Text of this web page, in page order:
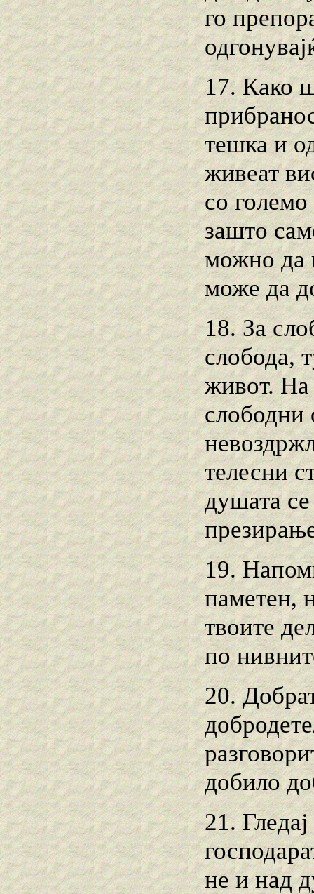
го
17. Како
тешка и
живеат
со
зашто
можно да
може да
18. За
слобода,
живот. На
слободни
телесни
душата се
19.
паметен,
твоите
по
20.
добило
21.
не и над